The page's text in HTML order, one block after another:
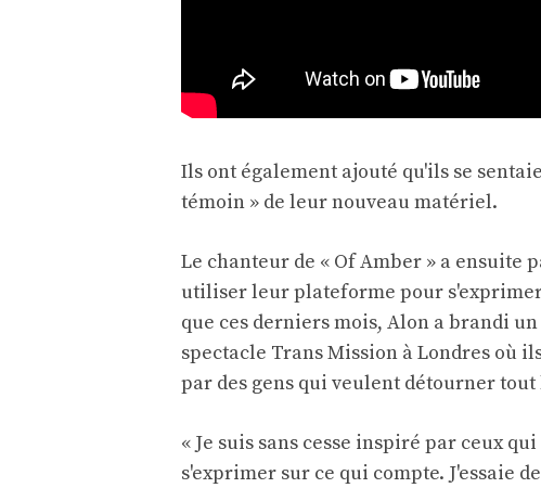
Ils ont également ajouté qu'ils se
témoin » de leur nouveau matériel.
Le chanteur de « Of Amber » a ensuite
utiliser leur plateforme pour
que ces derniers mois, Alon a brandi
spectacle Trans Mission à Londres où
par des gens qui veulent détourner
« Je suis sans cesse inspiré par ceux
s'exprimer sur ce qui compte. J'essaie